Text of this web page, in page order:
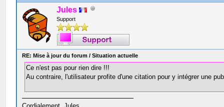
Jules
Support
RE: Mise à jour du forum / Situation actuelle
Ce n'est pas pour rien dire !!!
Au contraire, l'utilisateur profite d'une citation pour y intégrer une